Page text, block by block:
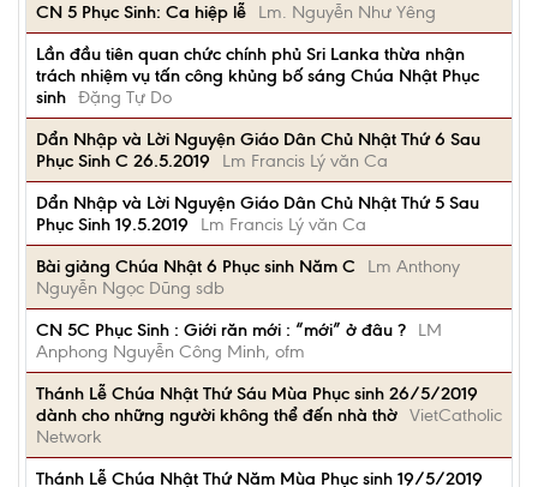
CN 5 Phục Sinh: Ca hiệp lễ
Lm. Nguyễn Như Yêng
Lần đầu tiên quan chức chính phủ Sri Lanka thừa nhận
trách nhiệm vụ tấn công khủng bố sáng Chúa Nhật Phục
sinh Đặng Tự Do
Dẩn Nhập và Lời Nguyện Giáo Dân Chủ Nhật Thứ 6 Sau
Phục Sinh C 26.5.2019
Lm Francis Lý văn Ca
Dẩn Nhập và Lời Nguyện Giáo Dân Chủ Nhật Thứ 5 Sau
Phục Sinh 19.5.2019
Lm Francis Lý văn Ca
Bài giảng Chúa Nhật 6 Phục sinh Năm C
Lm Anthony
Nguyễn Ngọc Dũng sdb
CN 5C Phục Sinh : Giới răn mới : “mới” ở đâu ?
LM
Anphong Nguyễn Công Minh, ofm
Thánh Lễ Chúa Nhật Thứ Sáu Mùa Phục sinh 26/5/2019
dành cho những người không thể đến nhà thờ VietCatholic
Network
Thánh Lễ Chúa Nhật Thứ Năm Mùa Phục sinh 19/5/2019